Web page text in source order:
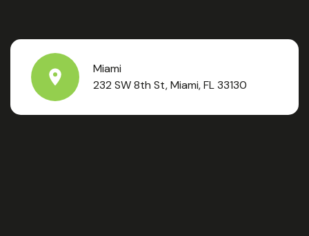
Miami
232 SW 8th St, Miami, FL 33130